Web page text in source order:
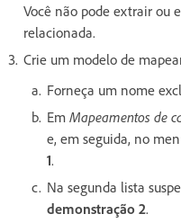
Você não pode extrair ou
relacionada.
Crie um modelo de
Forneça um nome
Em Mapeamentos de
e, em seguida, no
1.
Na segunda lista
demonstração 2.